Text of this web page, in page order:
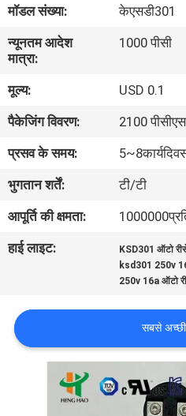
में
फैक्टरी
यात्रा
गुणवत्ता
नियंत्रण
हमसे
संपर्क
समाचार
मॉडल संख्या:
केएसडी301
न्यूनतम आदेश
मात्रा:
1000 पीसी
मूल्य:
USD 0.1
पैकेजिंग विवरण:
2100
प्रसव के समय:
भुगतान शर्तें:
टी/टी
आपूर्ति की क्षमता:
हाई लाइट:
KSD301 ऑटो
ksd301 250v
250v 16a ऑटो
सबसे